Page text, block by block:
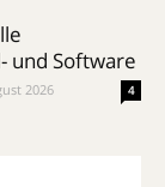
und Software
2026 4